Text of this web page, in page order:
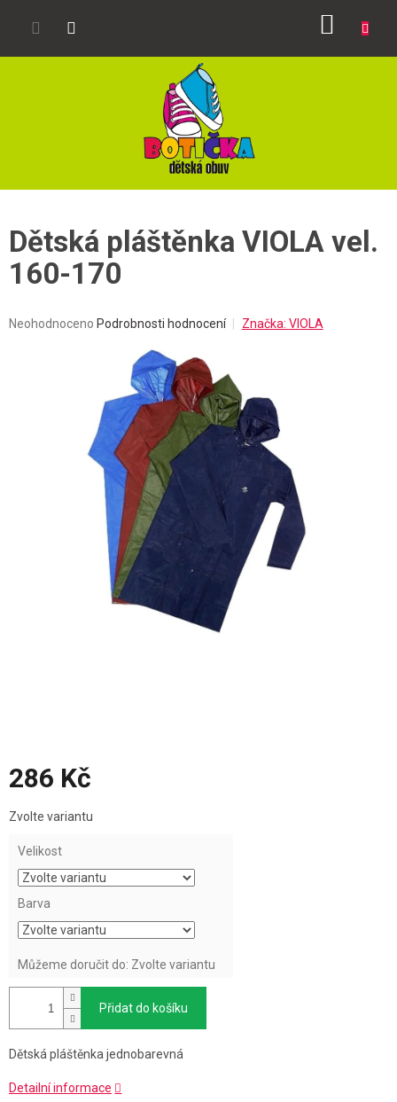
Dětská pláštěnka VIOLA vel.
160-170
Průměrné
Neohodnoceno Podrobnosti hodnocení Značka: VIOLA
286 Kč
cena:
Zvolte variantu
Velikost
Barva
Můžeme doručit do: Zvolte variantu
Přidat do košíku
Dětská pláštěnka jednobarevná
Detailní informace